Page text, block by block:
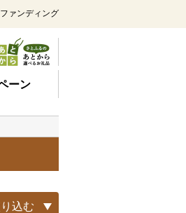
ァンディング
ーン
込む